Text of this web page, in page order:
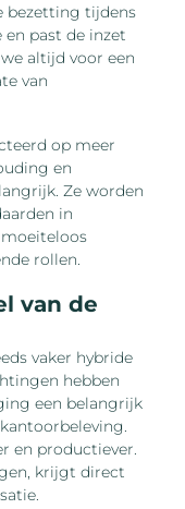
bezetting tijdens
past de inzet
altijd voor een
van
op meer
en
Ze worden
in
rollen.
van de
vaker hybride
hebben
een belangrijk
en productiever.
krijgt direct